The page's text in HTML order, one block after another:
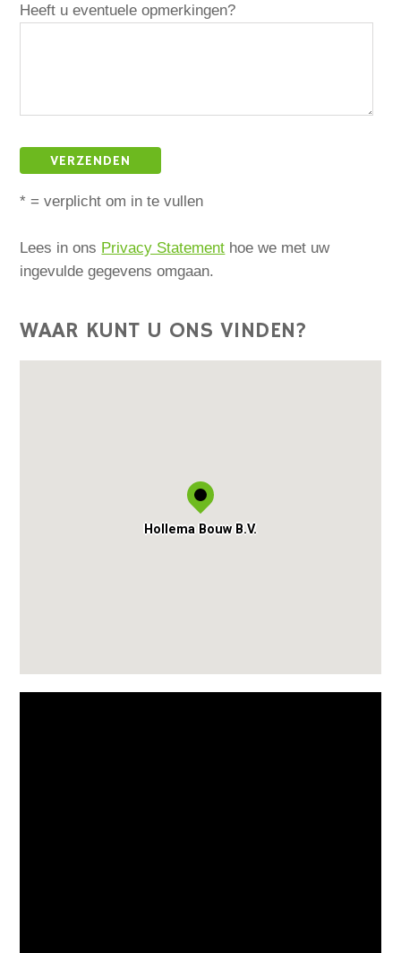
Heeft u eventuele opmerkingen?
* = verplicht om in te vullen
Lees in ons Privacy Statement hoe we met uw
ingevulde gegevens omgaan.
WAAR KUNT U ONS VINDEN?
Hollema Bouw B.V.